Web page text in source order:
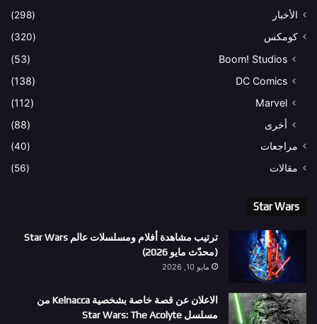
الأخبار
(298)
كومكس
(320)
Boom! Studios
(53)
DC Comics
(138)
Marvel
(112)
أخرى
(88)
مراجعات
(40)
مقالات
(56)
Star Wars
ترتيب مشاهدة أفلام ومسلسلات عالم Star Wars
(محدّث مايو 2026)
مايو 10, 2026
الاعلان عن قصة خاصة بشخصية Kelnacca من
مسلسل Star Wars: The Acolyte